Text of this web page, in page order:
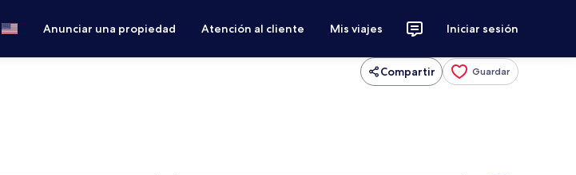
Anunciar una propiedad Atención al cliente Mis viajes Iniciar sesión
Compartir Guardar